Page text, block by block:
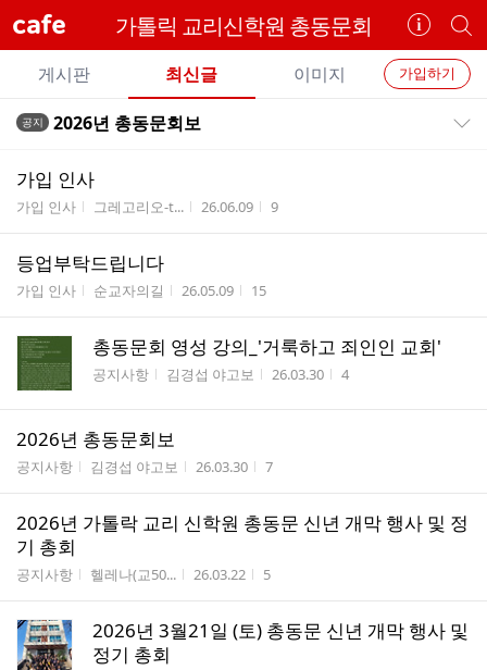
cafe 가톨릭 교리신학원 총동문회
카
페
정
보
개
별
카
페
검
카
페
메
뉴
가입하기
게시판 최신글 이미지
전
글
트
공지 2026년 총동문회보
가입 인사
게시판명
가입 인사 작성자
그레고리오-t... 작성시간
26.06.09 조회수
9
등업부탁드립니다
게시판명
가입 인사 작성자
순교자의길 작성시간
26.05.09 조회수
15
총동문회 영성 강의_'거룩하고 죄인인 교회'
게시판명
공지사항 작성자
김경섭 야고보 작성시간
26.03.30 조회수
4
2026년 총동문회보
게시판명
공지사항 작성자
김경섭 야고보 작성시간
26.03.30 조회수
7
2026년 가톨락 교리 신학원 총동문 신년 개막 행사 및 정
기 총회
게시판명
공지사항 작성자
헬레나(교50... 작성시간
26.03.22 조회수
5
2026년 3월21일 (토) 총동문 신년 개막 행사 및
정기 총회